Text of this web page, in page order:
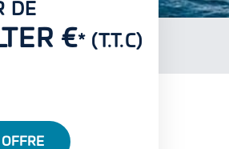
DE
€* (T.T.C)